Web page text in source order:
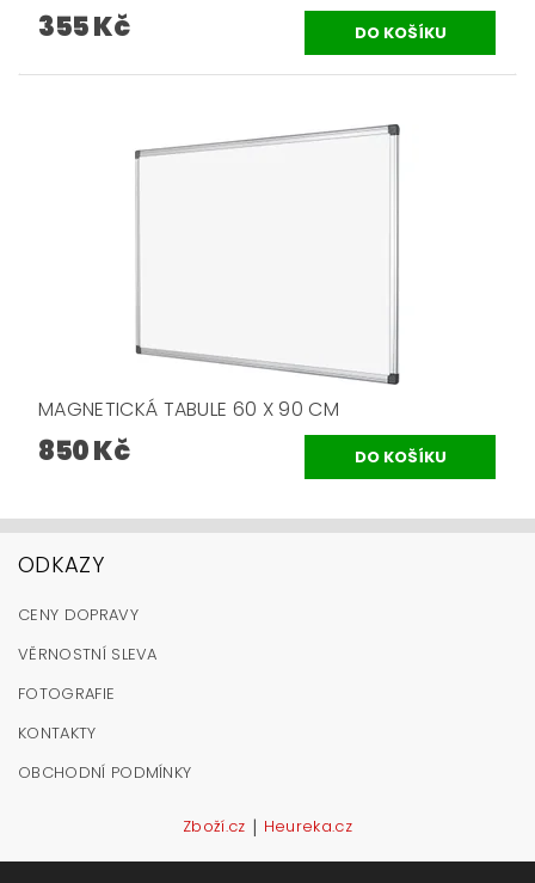
355 Kč
MAGNETICKÁ TABULE 60 X 90 CM
850 Kč
ODKAZY
CENY DOPRAVY
VĚRNOSTNÍ SLEVA
FOTOGRAFIE
KONTAKTY
OBCHODNÍ PODMÍNKY
Zboží.cz | Heureka.cz